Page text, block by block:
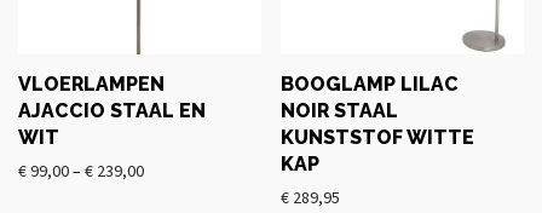
VLOERLAMPEN
AJACCIO STAAL EN
WIT
€99,00–€ 239,00
BOOGLAMP LILAC
NOIR STAAL
KUNSTSTOF WITTE
KAP
€ 289,95